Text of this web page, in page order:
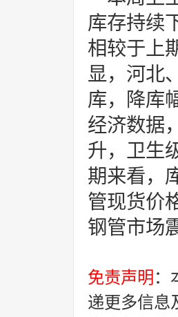
库存持续
相较于上
显，河北
库，降库
经济数据
升，卫生
期来看，
管现货价
钢管市场
免责声明 ：
递更多信息